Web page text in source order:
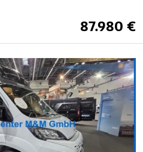
87.980 €